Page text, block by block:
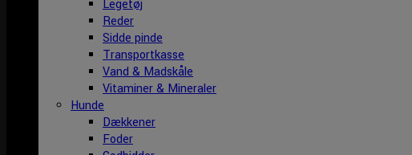
Legetøj
Reder
Sidde pinde
Transportkasse
Vand & Madskåle
Vitaminer & Mineraler
Hunde
Dækkener
Foder